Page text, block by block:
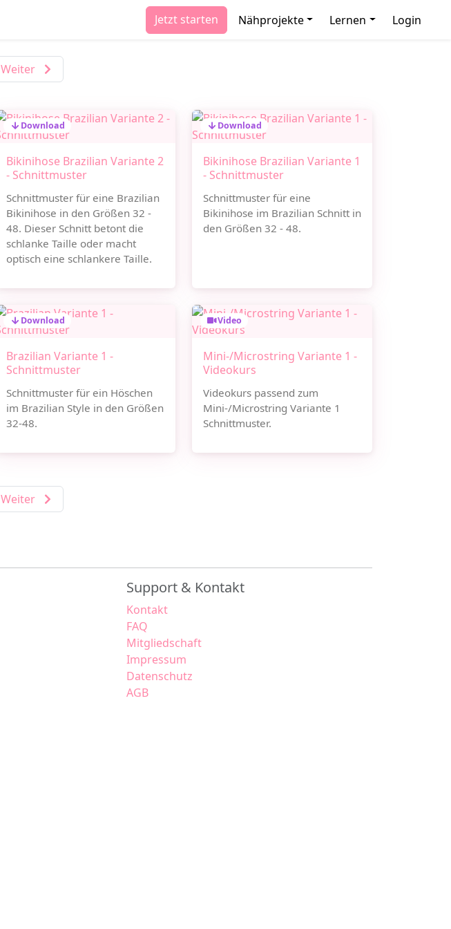
Jetzt starten Nähprojekte Lernen Login
Weiter
Download
Bikinihose Brazilian Variante 2
- Schnittmuster
Schnittmuster für eine Brazilian
Bikinihose in den Größen 32 -
48. Dieser Schnitt betont die
schlanke Taille oder macht
optisch eine schlankere Taille.
Download
Bikinihose Brazilian Variante 1
- Schnittmuster
Schnittmuster für eine
Bikinihose im Brazilian Schnitt in
den Größen 32 - 48.
Download
Brazilian Variante 1 -
Schnittmuster
Schnittmuster für ein Höschen
im Brazilian Style in den Größen
32-48.
Video
Mini-/Microstring Variante 1 -
Videokurs
Videokurs passend zum
Mini-/Microstring Variante 1
Schnittmuster.
Weiter
Support & Kontakt
Kontakt
FAQ
Mitgliedschaft
Impressum
Datenschutz
AGB